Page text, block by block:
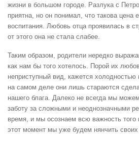
жизни в большом городе. Разлука с
приятна, но он понимал, что такова цена
воспитания. Любовь отца проявилась в
от этого она не стала слабее.
Таким образом, родители нередко
как нам бы того хотелось. Порой их
неприступный вид, кажется холодностью
на самом деле они лишь стараются
нашего блага. Далеко не всегда мы
заботу за сложными и неоднозначными
время, и мы осознаем всю важность того
этот момент мы уже будем нянчить своих